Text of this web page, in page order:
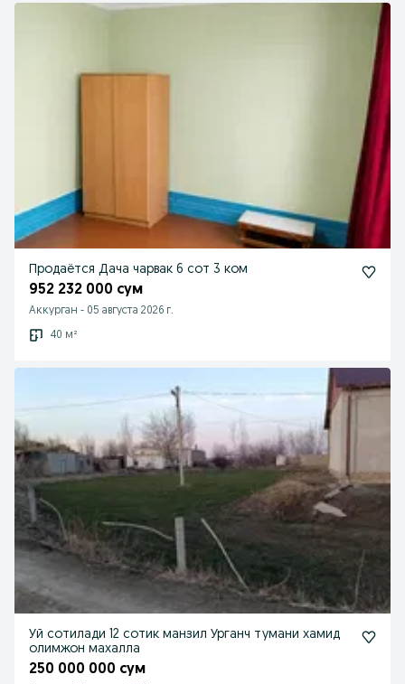
Продаётся Дача чарвак 6 сот 3 ком
952 232 000 сум
Аккурган - 05 августа 2026 г.
40 м²
Уй сотилади 12 сотик манзил Урганч тумани хамид
олимжон махалла
250 000 000 сум